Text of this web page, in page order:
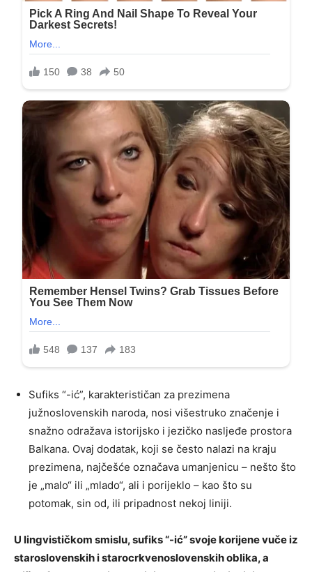
Sufiks “-ić”, karakterističan za prezimena
južnoslovenskih naroda, nosi višestruko značenje i
snažno odražava istorijsko i jezičko nasljeđe prostora
Balkana. Ovaj dodatak, koji se često nalazi na kraju
prezimena, najčešće označava umanjenicu – nešto što
je „malo“ ili „mlado“, ali i porijeklo – kao što su
potomak, sin od, ili pripadnost nekoj liniji.
U lingvističkom smislu, sufiks “-ić” svoje korijene vuče iz
staroslovenskih i starocrkvenoslovenskih oblika, a